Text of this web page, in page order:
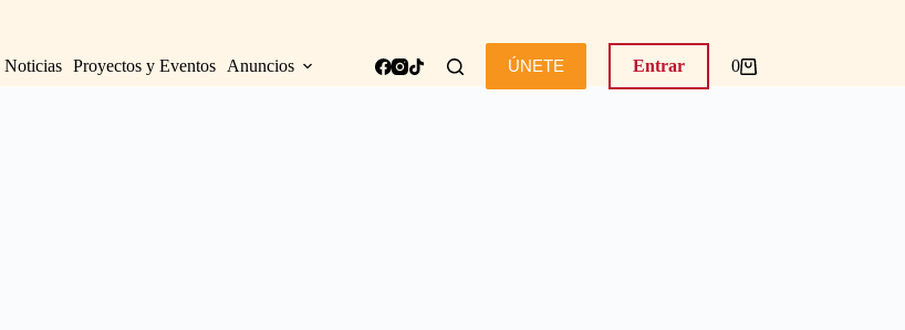
Noticias Proyectos y Eventos Anuncios ÚNETE Entrar
Carro
0